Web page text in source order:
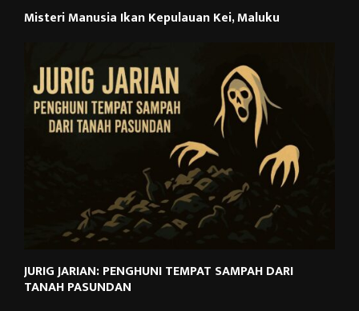
Misteri Manusia Ikan Kepulauan Kei, Maluku
JURIG JARIAN: PENGHUNI TEMPAT SAMPAH DARI
TANAH PASUNDAN